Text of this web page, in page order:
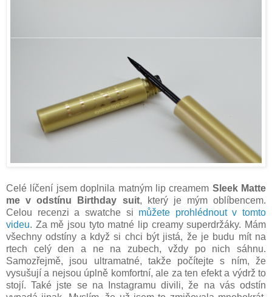
Celé líčení jsem doplnila matným lip creamem Sleek Matte
me v odstínu Birthday suit, který je mým oblíbencem.
Celou recenzi a swatche si můžete prohlédnout v tomto
videu. Za mě jsou tyto matné lip creamy superdržáky. Mám
všechny odstíny a když si chci být jistá, že je budu mít na
rtech celý den a ne na zubech, vždy po nich sáhnu.
Samozřejmě, jsou ultramatné, takže počítejte s ním, že
vysušují a nejsou úplně komfortní, ale za ten efekt a výdrž to
stojí. Také jste se na Instagramu divili, že na vás odstín